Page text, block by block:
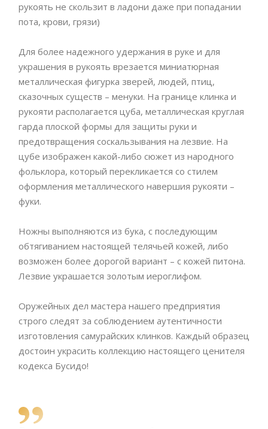
рукоять не скользит в ладони даже при попадании
пота, крови, грязи)
Для более надежного удержания в руке и для
украшения в рукоять врезается миниатюрная
металлическая фигурка зверей, людей, птиц,
сказочных существ – менуки. На границе клинка и
рукояти располагается цуба, металлическая круглая
гарда плоской формы для защиты руки и
предотвращения соскальзывания на лезвие. На
цубе изображен какой-либо сюжет из народного
фольклора, который перекликается со стилем
оформления металлического навершия рукояти –
фуки.
Ножны выполняются из бука, с последующим
обтягиванием настоящей телячьей кожей, либо
возможен более дорогой вариант – с кожей питона.
Лезвие украшается золотым иероглифом.
Оружейных дел мастера нашего предприятия
строго следят за соблюдением аутентичности
изготовления самурайских клинков. Каждый образец
достоин украсить коллекцию настоящего ценителя
кодекса Бусидо!